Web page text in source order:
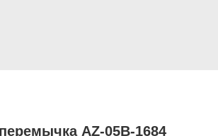
AZ-05B-1684